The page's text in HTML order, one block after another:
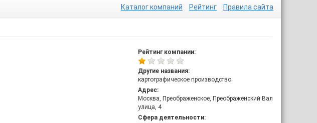
Каталог компаний Рейтинг Правила сайта
Рейтинг компании:
Другие названия:
картографическое производство
Адрес:
Москва, Преображенское, Преображенский Вал
улица, 4
Сфера деятельности: